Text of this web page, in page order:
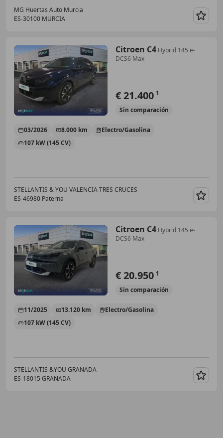
MG Huertas Auto Murcia
ES-30100 MURCIA
Citroen C4 Hybrid 145 ë-
DCS6 Max
€ 21.400 1
Sin comparación
03/2026 8.000 km
Electro/Gasolina
107 kW (145 CV)
STELLANTIS & YOU VALENCIA TRES CRUCES
ES-46980 Paterna
Citroen C4 Hybrid 145 ë-
DCS6 Max
€ 20.950 1
Sin comparación
11/2025 13.120 km
Electro/Gasolina
107 kW (145 CV)
STELLANTIS &YOU GRANADA
ES-18015 GRANADA